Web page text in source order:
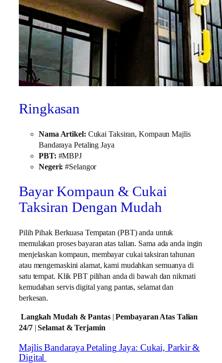
Ringkasan
Nama Artikel: Cukai Taksiran, Kompaun Majlis
Bandaraya Petaling Jaya
PBT: #MBPJ
Negeri: #Selangor
Bayar Kompaun & Cukai
Taksiran Dengan Mudah
Pilih Pihak Berkuasa Tempatan (PBT) anda untuk
memulakan proses bayaran atas talian. Sama ada anda ingin
menjelaskan kompaun, membayar cukai taksiran tahunan
atau mengemaskini alamat, kami mudahkan semuanya di
satu tempat. Klik PBT pilihan anda di bawah dan nikmati
kemudahan servis digital yang pantas, selamat dan
berkesan.
Langkah Mudah & Pantas|Pembayaran Atas Talian
24/7|Selamat & Terjamin
Majlis Bandaraya Petaling Jaya: Cukai, Parkir &
Digital